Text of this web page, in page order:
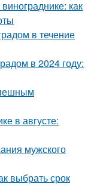
как
в течение
в 2024 году:
в августе:
мужского
выбрать срок